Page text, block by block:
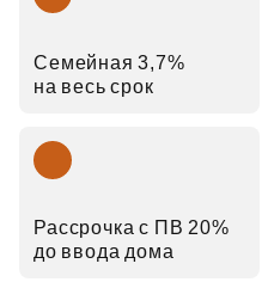
Семейная 3,7%
на весь срок
Рассрочка с ПВ 20%
до ввода дома